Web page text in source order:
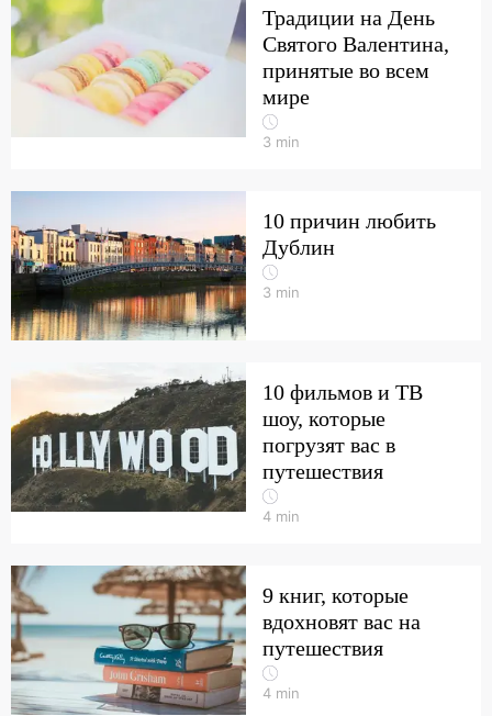
Традиции на День
Святого Валентина,
принятые во всем
мире
3 min
10 причин любить
Дублин
3 min
10 фильмов и ТВ
шоу, которые
погрузят вас в
путешествия
4 min
9 книг, которые
вдохновят вас на
путешествия
4 min